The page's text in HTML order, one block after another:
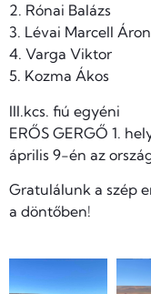
2. Rónai Balázs
3. Lévai Marcell Áron
4. Varga Viktor
5. Kozma Ákos
III.kcs. fiú egyéni
ERŐS GERGŐ 1.
április 9-én az
Gratulálunk a szép
a döntőben!